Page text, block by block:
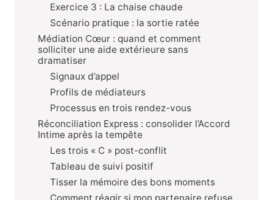
Exercice 3 : La chaise chaude
Scénario pratique : la sortie ratée
Médiation Cœur : quand et comment
solliciter une aide extérieure sans
dramatiser
Signaux d’appel
Profils de médiateurs
Processus en trois rendez-vous
Réconciliation Express : consolider l’Accord
Intime après la tempête
Les trois « C » post-conflit
Tableau de suivi positif
Tisser la mémoire des bons moments